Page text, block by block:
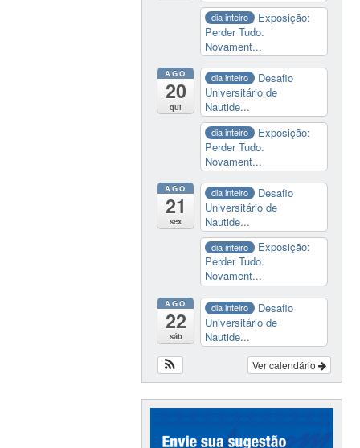
dia inteiro
Exposição:
Perder Tudo.
Novament...
AGO
20
qui
dia inteiro
Desafio
Universitário de
Nautide...
dia inteiro
Exposição:
Perder Tudo.
Novament...
AGO
21
sex
dia inteiro
Desafio
Universitário de
Nautide...
dia inteiro
Exposição:
Perder Tudo.
Novament...
AGO
22
sáb
dia inteiro
Desafio
Universitário de
Nautide...
Ver calendário